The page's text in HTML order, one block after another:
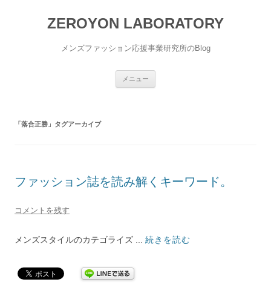
ZEROYON LABORATORY
メンズファッション応援事業研究所のBlog
メニュー
「落合正勝 」タグアーカイブ
ファッション誌を読み解くキーワード。
コメントを残す
メンズスタイルのカテゴライズ ... 続きを読む